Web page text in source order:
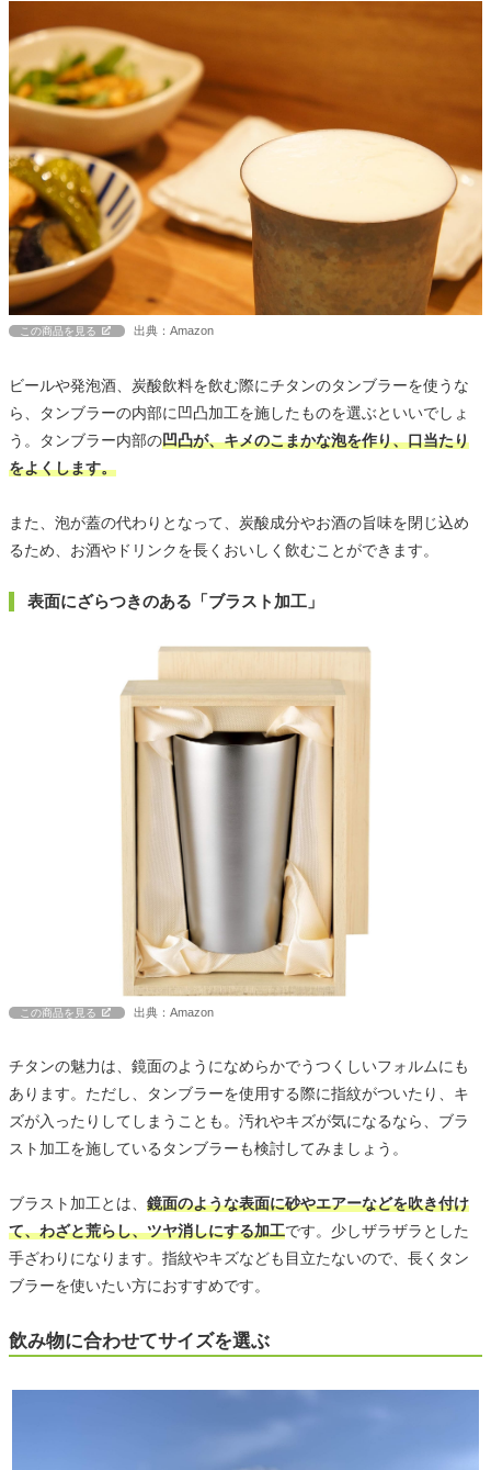
この商品を見る 出典：Amazon
ビールや発泡酒、炭酸飲料を飲む際にチタンのタンブラーを使うな
ら、タンブラーの内部に凹凸加工を施したものを選ぶといいでしょ
う。タンブラー内部の凹凸が、キメのこまかな泡を作り、口当たり
をよくします。
また、泡が蓋の代わりとなって、炭酸成分やお酒の旨味を閉じ込め
るため、お酒やドリンクを長くおいしく飲むことができます。
表面にざらつきのある「ブラスト加工」
この商品を見る 出典：Amazon
チタンの魅力は、鏡面のようになめらかでうつくしいフォルムにも
あります。ただし、タンブラーを使用する際に指紋がついたり、キ
ズが入ったりしてしまうことも。汚れやキズが気になるなら、ブラ
スト加工を施しているタンブラーも検討してみましょう。
ブラスト加工とは、 鏡面のような表面に砂やエアーなどを吹き付け
て、わざと荒らし、ツヤ消しにする加工です。少しザラザラとした
手ざわりになります。指紋やキズなども目立たないので、長くタン
ブラーを使いたい方におすすめです。
飲み物に合わせてサイズを選ぶ